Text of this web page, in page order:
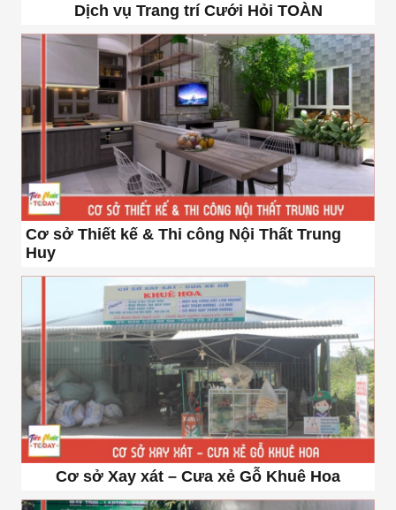
Dịch vụ Trang trí Cưới Hỏi TOÀN
Cơ sở Thiết kế & Thi công Nội Thất Trung
Huy
Cơ sở Xay xát – Cưa xẻ Gỗ Khuê Hoa